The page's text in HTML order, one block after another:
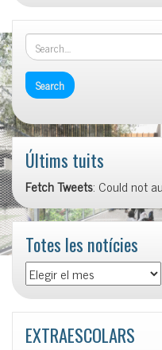
Últims tuits
Fetch Tweets: Could not
Totes les notícies
Totes
les
notícies
EXTRAESCOLARS